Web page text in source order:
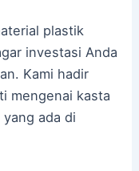
plastik
investasi Anda
Kami hadir
mengenai kasta
ada di